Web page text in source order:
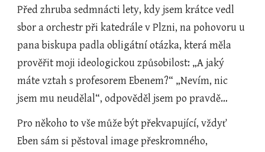
Před zhruba sedmnácti lety, kdy jsem krátce vedl
sbor a orchestr při katedrále v Plzni, na pohovoru u
pana biskupa padla obligátní otázka, která měla
prověřit moji ideologickou způsobilost: „A jaký
máte vztah s profesorem Ebenem?“ „Nevím, nic
jsem mu neudělal“, odpověděl jsem po pravdě…
Pro někoho to vše může být překvapující, vždyť
Eben sám si pěstoval image přeskromného,